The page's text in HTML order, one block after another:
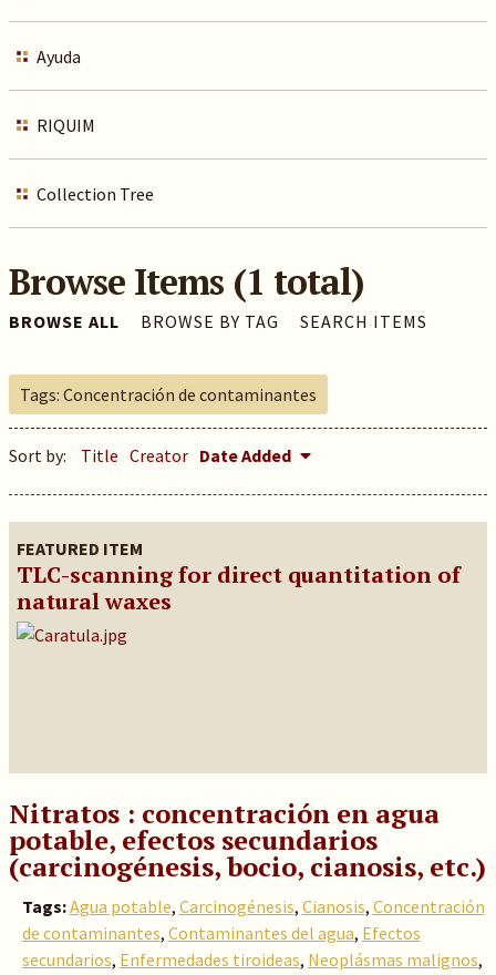
Ayuda
RIQUIM
Collection Tree
Browse Items (1 total)
BROWSE ALL BROWSE BY TAG SEARCH ITEMS
Tags: Concentración de contaminantes
Sort by: Title Creator Date Added
FEATURED ITEM
TLC-scanning for direct quantitation of
natural waxes
Nitratos : concentración en agua
potable, efectos secundarios
(carcinogénesis, bocio, cianosis, etc.)
Tags:Agua potable, Carcinogénesis, Cianosis, Concentración
de contaminantes, Contaminantes del agua, Efectos
secundarios, Enfermedades tiroideas, Neoplásmas malignos,